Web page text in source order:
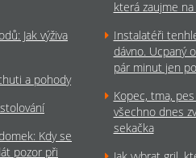
Jak výživa
a pohody
Kdy se
pozor při
která zaujme
Instalatéři
dávno. Ucpaný
pár minut jen
Kopec, tma,
všechno dnes
sekačka